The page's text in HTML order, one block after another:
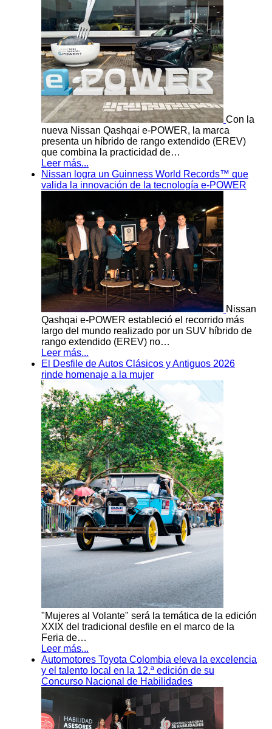
Con la
nueva Nissan Qashqai e-POWER, la marca
presenta un híbrido de rango extendido (EREV)
que combina la practicidad de…
Leer más...
Nissan logra un Guinness World Records™ que
valida la innovación de la tecnología e-POWER
Nissan
Qashqai e-POWER estableció el recorrido más
largo del mundo realizado por un SUV híbrido de
rango extendido (EREV) no…
Leer más...
El Desfile de Autos Clásicos y Antiguos 2026
rinde homenaje a la mujer
"Mujeres al Volante" será la temática de la edición
XXIX del tradicional desfile en el marco de la
Feria de…
Leer más...
Automotores Toyota Colombia eleva la excelencia
y el talento local en la 12.ª edición de su
Concurso Nacional de Habilidades